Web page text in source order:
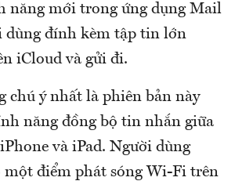
năng mới trong ứng dụng Mail
dùng đính kèm tập tin lớn
iCloud và gửi đi.
chú ý nhất là phiên bản này
năng đồng bộ tin nhắn giữa
và iPad. Người dùng
một điểm phát sóng Wi-Fi trên